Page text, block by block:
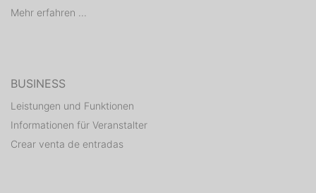
Mehr erfahren ...
BUSINESS
Leistungen und Funktionen
Informationen für Veranstalter
Crear venta de entradas